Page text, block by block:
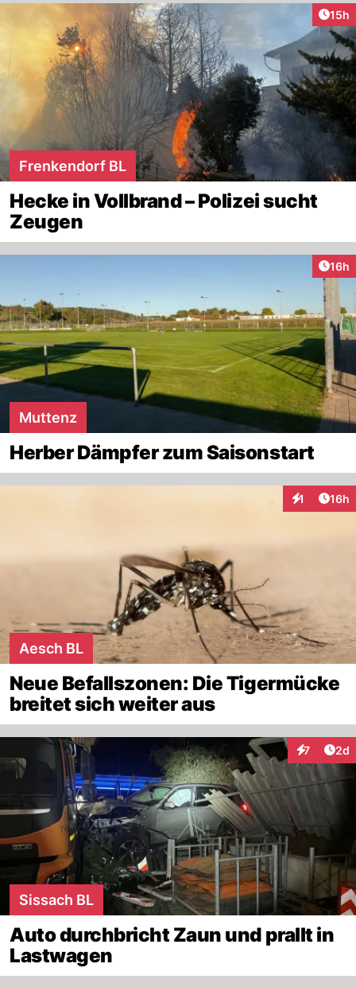
15h
Frenkendorf BL
Hecke in Vollbrand – Polizei sucht
Zeugen
16h
Muttenz
Herber Dämpfer zum Saisonstart
1 16h
Aesch BL
Neue Befallszonen: Die Tigermücke
breitet sich weiter aus
7 2d
Sissach BL
Auto durchbricht Zaun und prallt in
Lastwagen